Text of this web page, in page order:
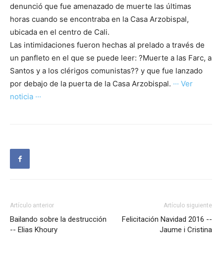
denunció que fue amenazado de muerte las últimas
horas cuando se encontraba en la Casa Arzobispal,
ubicada en el centro de Cali.
Las intimidaciones fueron hechas al prelado a través de
un panfleto en el que se puede leer: ?Muerte a las Farc, a
Santos y a los clérigos comunistas?? y que fue lanzado
por debajo de la puerta de la Casa Arzobispal. ··· Ver
noticia ···
Artículo anterior
Bailando sobre la destrucción
-- Elias Khoury
Artículo siguiente
Felicitación Navidad 2016 --
Jaume i Cristina